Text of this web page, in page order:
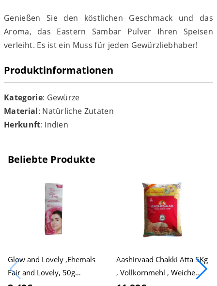
Genießen Sie den köstlichen Geschmack und das
Aroma, das Eastern Sambar Pulver Ihren Speisen
verleiht. Es ist ein Muss für jeden Gewürzliebhaber!
Produktinformationen
Kategorie: Gewürze
Material: Natürliche Zutaten
Herkunft: Indien
Beliebte Produkte
Glow and Lovely ,Ehemals
Fair and Lovely, 50g
Aashirvaad Chakki Atta 5Kg
, Vollkornmehl , Weiche